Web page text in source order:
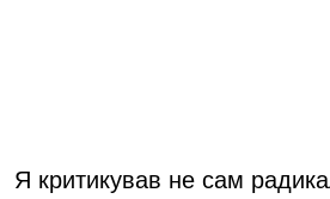
Я критикував не сам